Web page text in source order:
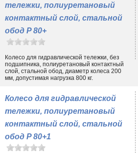
тележки, полиуретановый
контактный слой, стальной
обод P 80+
Колесо для гидравлической тележки, без
подшипника, полиуретановый контактный
слой, стальной обод, диаметр колеса 200
мм, допустимая нагрузка 800 кг.
Колесо для гидравлической
тележки, полиуретановый
контактный слой, стальной
обод P 80+1